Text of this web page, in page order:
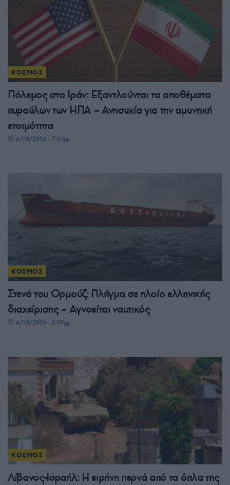
ΚΟΣΜΟΣ
Πόλεμος στο Ιράν: Εξαντλούνται τα αποθέματα
πυραύλων των ΗΠΑ – Ανησυχία για την αμυντική
ετοιμότητα
4/08/2026 - 7:50μμ
ΚΟΣΜΟΣ
Στενά του Ορμούζ: Πλήγμα σε πλοίο ελληνικής
διαχείρισης – Αγνοείται ναυτικός
4/08/2026 - 2:09μμ
ΚΟΣΜΟΣ
Λίβανος-Ισραήλ: Η ειρήνη περνά από τα όπλα της